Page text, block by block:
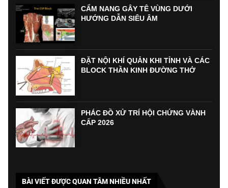
CẨM NANG GÂY TÊ VÙNG DƯỚI
HƯỚNG DẪN SIÊU ÂM
ĐẶT NỘI KHÍ QUẢN KHI TỈNH VÀ CÁC
BLOCK THẦN KINH ĐƯỜNG THỞ
PHÁC ĐỒ XỬ TRÍ HỘI CHỨNG VÀNH
CẤP 2026
BÀI VIẾT ĐƯỢC QUAN TÂM NHIỀU NHẤT